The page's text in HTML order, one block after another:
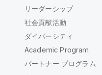
リーダーシップ
社会貢献活動
ダイバーシティ
Academic Program
パートナー プログラム